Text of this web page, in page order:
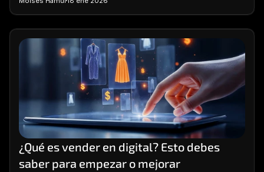
múltiples acciones al mismo tiempo
¿Qué es vender en digital? Esto debes
saber para empezar o mejorar